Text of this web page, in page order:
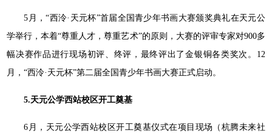
5月，“西泠·天元杯”首届全国青少年书画大赛颁奖典礼在天元公
学举行，本着“尊重人才，尊重艺术”的原则，大赛的评审专家对900多
幅决赛作品进行现场初评、终评，最终评出了金银铜各类奖次。12
月，“西泠·天元杯”第二届全国青少年书画大赛正式启动。
5.天元公学西站校区开工奠基
6月，天元公学西站校区开工奠基仪式在项目现场（杭腾未来社